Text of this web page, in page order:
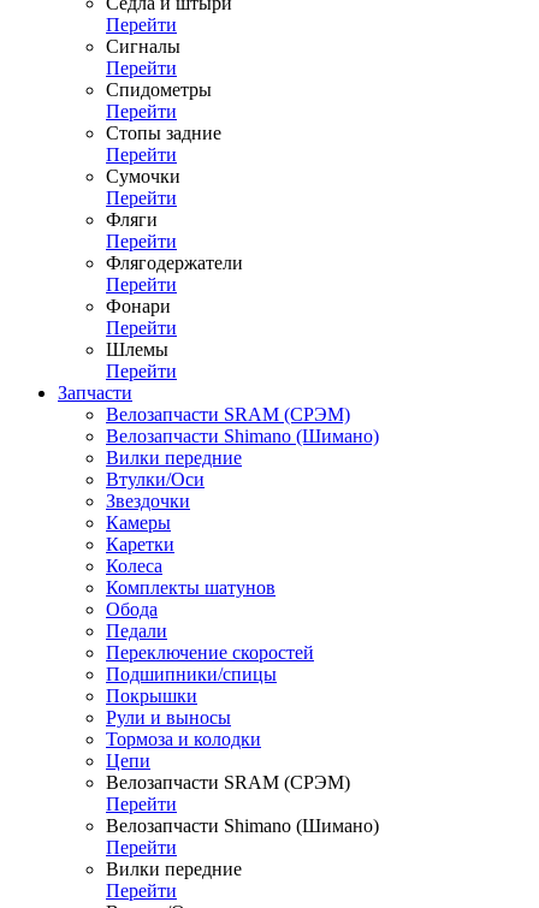
Перейти
Сигналы
Перейти
Спидометры
Перейти
Стопы задние
Перейти
Сумочки
Перейти
Фляги
Перейти
Флягодержатели
Перейти
Фонари
Перейти
Шлемы
Перейти
Запчасти
Велозапчасти SRAM (СРЭМ)
Велозапчасти Shimano (Шимано)
Вилки передние
Втулки/Оси
Звездочки
Камеры
Каретки
Колеса
Комплекты шатунов
Обода
Педали
Переключение скоростей
Подшипники/спицы
Покрышки
Рули и выносы
Тормоза и колодки
Цепи
Велозапчасти SRAM (СРЭМ)
Перейти
Велозапчасти Shimano (Шимано)
Перейти
Вилки передние
Перейти